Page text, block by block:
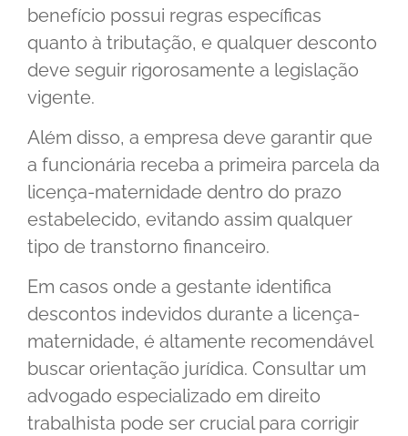
benefício possui regras específicas
quanto à tributação, e qualquer desconto
deve seguir rigorosamente a legislação
vigente.
Além disso, a empresa deve garantir que
a funcionária receba a primeira parcela da
licença-maternidade dentro do prazo
estabelecido, evitando assim qualquer
tipo de transtorno financeiro.
Em casos onde a gestante identifica
descontos indevidos durante a licença-
maternidade, é altamente recomendável
buscar orientação jurídica. Consultar um
advogado especializado em direito
trabalhista pode ser crucial para corrigir